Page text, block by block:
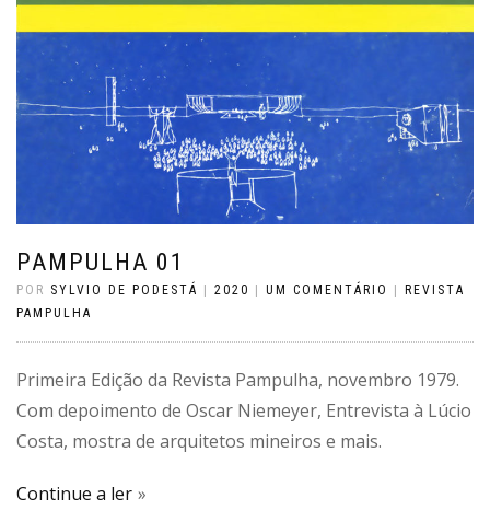
PAMPULHA 01
POR SYLVIO DE PODESTÁ | 2020 | UM COMENTÁRIO | REVISTA
PAMPULHA
Primeira Edição da Revista Pampulha, novembro 1979.
Com depoimento de Oscar Niemeyer, Entrevista à Lúcio
Costa, mostra de arquitetos mineiros e mais.
Continue a ler